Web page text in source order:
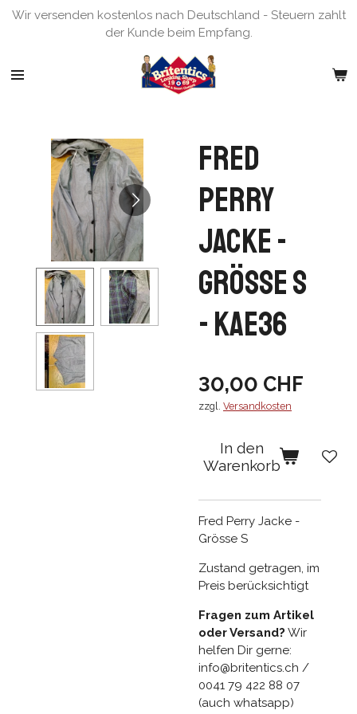
Zum
Wir versenden kostenlos nach Deutschland - Steuern zahlt
der Kunde beim Empfang.
Fred
Perry
Jacke -
Grösse S
- KAE36
30,00 CHF
zzgl. Versandkosten
In den
Warenkorb
Fred Perry Jacke -
Grösse S
Zustand getragen, im
Preis berücksichtigt
Fragen zum Artikel
oder Versand? Wir
helfen Dir gerne:
info@britentics.ch /
0041 79 422 88 07
(auch whatsapp)